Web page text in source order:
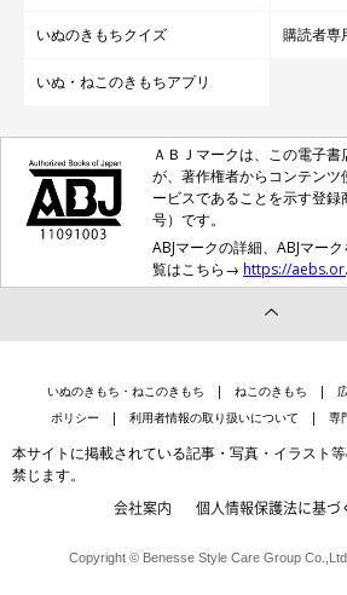
いぬのきもちクイズ 購読者専
いぬ・ねこのきもちアプリ
ＡＢＪマークは、この電子
が、著作権者からコンテン
ービスであることを示す登
号）です。
ABJマークの詳細、ABJマー
覧はこちら→ https://
いぬのきもち・ねこのきもち ねこのきもち
ポリシー
利用者情報の取り扱いについて 専
本サイトに掲載されている記事・写真・イラスト
禁じます。
会社案内 個人情報保護法に基づ
Copyright © Benesse Style Care Group